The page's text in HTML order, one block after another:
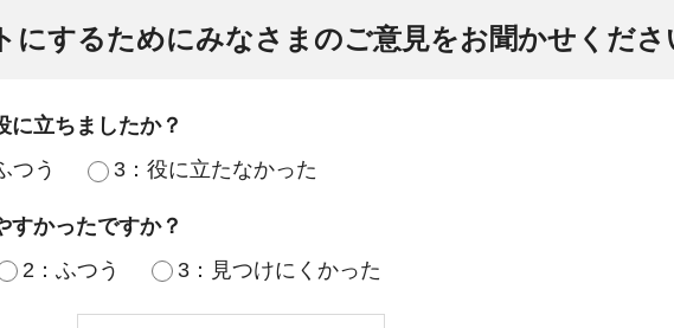
にするためにみなさまのご意見をお聞かせくださ
に立ちましたか？
つう 3：役に立たなかった
すかったですか？
2：ふつう 3：見つけにくかった